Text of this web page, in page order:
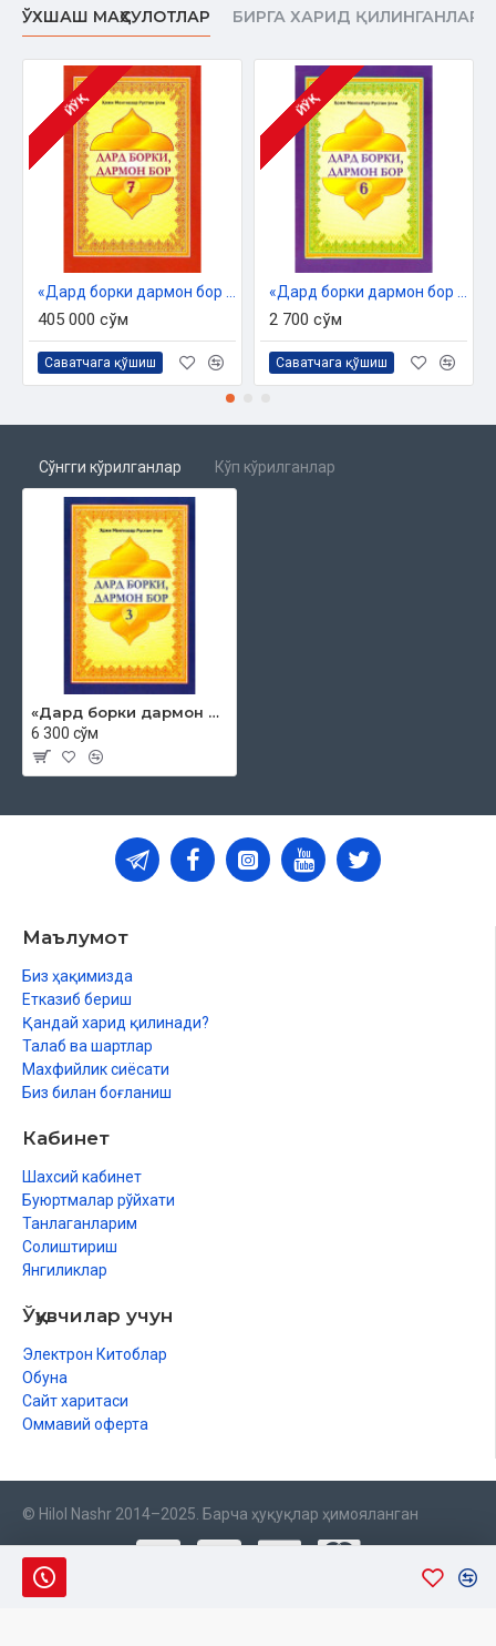
ЎХШАШ МАҲСУЛОТЛАР БИРГА ХАРИД ҚИЛИНГАНЛАР
ЙЎҚ
405 000 сўм
Саватчага қўшиш
ЙЎҚ
2 700 сўм
Саватчага қўшиш
Сўнгги кўрилганлар Кўп кўрилганлар
«Дард борки дармон бор 3»
6 300 сўм
Маълумот
Биз ҳақимизда
Етказиб бериш
Қандай харид қилинади?
Талаб ва шартлар
Махфийлик сиёсати
Биз билан боғланиш
Кабинет
Шахсий кабинет
Буюртмалар рўйхати
Танлаганларим
Солиштириш
Янгиликлар
Ўқувчилар учун
Электрон Китоблар
Обуна
Сайт харитаси
Оммавий оферта
© Hilol Nashr 2014–2025. Барча ҳуқуқлар ҳимояланган